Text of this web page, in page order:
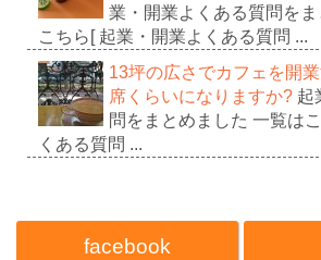
業・開業よくある質問を
こちら[ 起業・開業よくある質問 ...
13坪の広さでカフェを開
席くらいになりますか? 起
問をまとめました 一覧は
くある質問 ...
facebook